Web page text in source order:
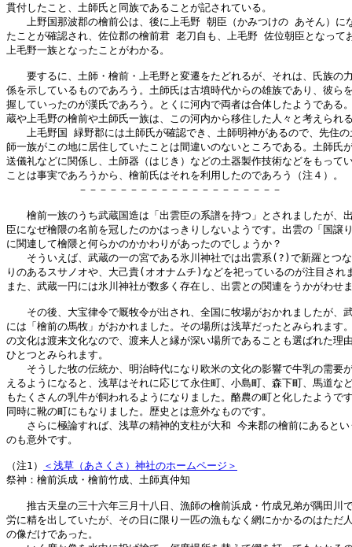
貫付したこと、土師氏と同族であることが記されている。
上野国那波郡の檜前公は、後に上毛野 朝臣（かみつけの あそん）に
たことが確認され、佐位郡の檜前君 老刀自も、上毛野 佐位朝臣となって
上毛野一族となったことがわかる。
要するに、土師・檜前・上毛野と変遷をたどれるが、それは、氏族の
係を示しているものであろう。土師氏は古墳時代からの雄族であり、彼ら
握していったのが漢氏であろう。とくに河内で両者は合体したようである
蔵や上毛野の檜前や土師氏一族は、この河内から移住した人々と考えられ
上毛野国 緑野郡には土師氏が確認でき、土師明神があるので、先住の
師一族がこの地に居住していたことは間違いのないところである。土師氏
送儀礼などに関係し、土師器（はじき）などの土器製作技術などをもって
ことは事実であろうから、檜前氏はそれを利用したのであろう（注４）。
－－－－－－－－－－－－－－－－－－－－
檜前一族のうち武蔵国造は「出雲臣の系譜を持つ」とされましたが、
臣になぜ檜隈の名前を冠したのかはっきりしないようです。出雲の「国譲
に関連して檜隈と何らかのかかわりがあったのでしょうか？
そういえば、武蔵の一の宮である氷川神社では出雲系(?)で新羅とつ
りのあるスサノオや、大己貴(オオナムチ)などを祀っているのが注目され
また、武蔵一円には氷川神社が数多く存在し、出雲との関連をうかがわせ
その後、大宝律令で厩牧令が出され、全国に牧場がおかれましたが、
には「檜前の馬牧」がおかれました。その場所は浅草だったとみられます
の文化は渡来文化なので、渡来人と縁が深い場所であることも選ばれた理
ひとつとみられます。
そうした牧の伝統か、明治時代になり欧米の文化の影響で牛乳の需要
えるようになると、浅草はそれに応じて永住町、小島町、森下町、馬道な
もたくさんの乳牛が飼われるようになりました。酪農の町と化したようで
同時に靴の町にもなりました。歴史とは意外なものです。
さらに極論すれば、浅草の精神的支柱が大和 今来郡の檜前にあるとい
のも意外です。
（注1）
＜浅草（あさくさ）神社のホームページ＞
祭神：檜前浜成・檜前竹成、土師真仲知
推古天皇の三十六年三月十八日、漁師の檜前浜成・竹成兄弟が隅田川
労に精を出していたが、その日に限り一匹の漁もなく網にかかるのはただ
の像だけであった。